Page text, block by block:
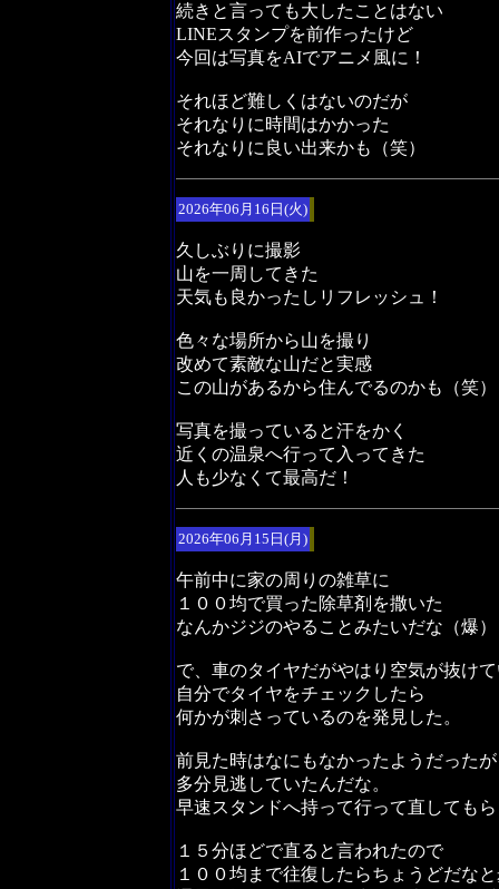
続きと言っても大したことはない
LINEスタンプを前作ったけど
今回は写真をAIでアニメ風に！
それほど難しくはないのだが
それなりに時間はかかった
それなりに良い出来かも（笑）
2026年06月16日(火)
久しぶりに撮影
山を一周してきた
天気も良かったしリフレッシュ！
色々な場所から山を撮り
改めて素敵な山だと実感
この山があるから住んでるのかも（笑）
写真を撮っていると汗をかく
近くの温泉へ行って入ってきた
人も少なくて最高だ！
2026年06月15日(月)
午前中に家の周りの雑草に
１００均で買った除草剤を撒いた
なんかジジのやることみたいだな（爆）
で、車のタイヤだがやはり空気が抜け
自分でタイヤをチェックしたら
何かが刺さっているのを発見した。
前見た時はなにもなかったようだったが
多分見逃していたんだな。
早速スタンドへ持って行って直しても
１５分ほどで直ると言われたので
１００均まで往復したらちょうどだな